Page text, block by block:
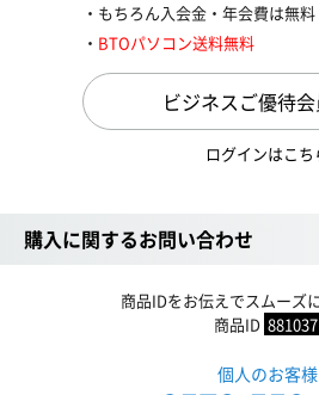
もちろん入会金・年会費は無料
BTOパソコン送料無料
ビジネスご優待
ログインはこち
購入に関するお問い合わせ
商品IDをお伝えでスムーズ
商品ID 881037
個人のお客様